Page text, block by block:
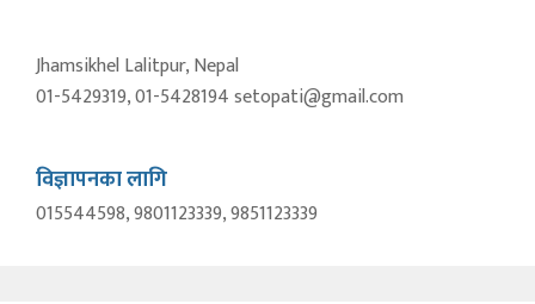
Jhamsikhel Lalitpur, Nepal
01-5429319, 01-5428194 setopati@gmail.com
विज्ञापनका लागि
015544598, 9801123339, 9851123339